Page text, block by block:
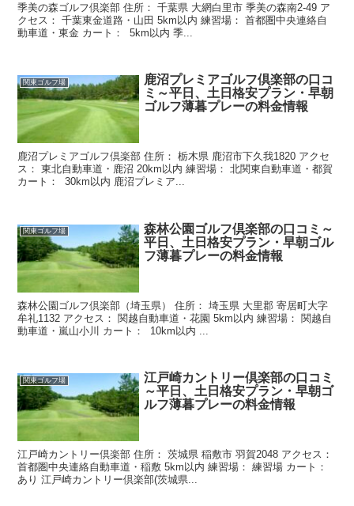
季美の森ゴルフ倶楽部 住所： 千葉県 大網白里市 季美の森南2-49 ア
クセス： 千葉東金道路・山田 5km以内 練習場： 首都圏中央連絡自
動車道・東金 カート： 5km以内 季...
関東ゴルフ場
鹿沼プレミアゴルフ倶楽部の口コ
ミ～平日、土日格安プラン・早朝
ゴルフ薄暮プレーの料金情報
鹿沼プレミアゴルフ倶楽部 住所： 栃木県 鹿沼市下久我1820 アクセ
ス： 東北自動車道・鹿沼 20km以内 練習場： 北関東自動車道・都賀
カート： 30km以内 鹿沼プレミア...
関東ゴルフ場
森林公園ゴルフ倶楽部の口コミ～
平日、土日格安プラン・早朝ゴル
フ薄暮プレーの料金情報
森林公園ゴルフ倶楽部（埼玉県） 住所： 埼玉県 大里郡 寄居町大字
牟礼1132 アクセス： 関越自動車道・花園 5km以内 練習場： 関越自
動車道・嵐山小川 カート： 10km以内 ...
関東ゴルフ場
江戸崎カントリー倶楽部の口コミ
～平日、土日格安プラン・早朝ゴ
ルフ薄暮プレーの料金情報
江戸崎カントリー倶楽部 住所： 茨城県 稲敷市 羽賀2048 アクセス：
首都圏中央連絡自動車道・稲敷 5km以内 練習場： 練習場 カート：
あり 江戸崎カントリー倶楽部(茨城県...